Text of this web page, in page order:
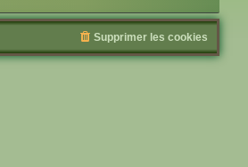
Supprimer les cookies